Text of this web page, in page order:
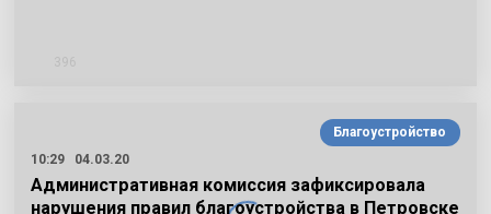
Благоустройство
10:29
04.03.20
Административная комиссия зафиксировала
нарушения правил благоустройства в Петровске